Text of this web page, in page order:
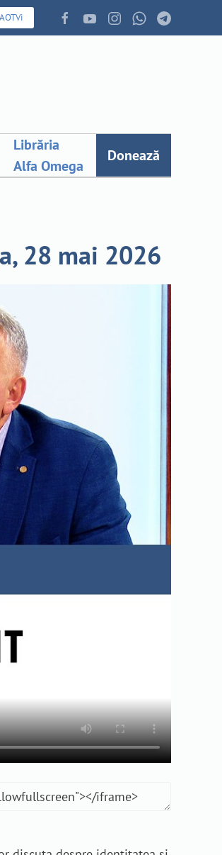
AOTVi
Librăria
Alfa Omega
Donează
28 mai 2026